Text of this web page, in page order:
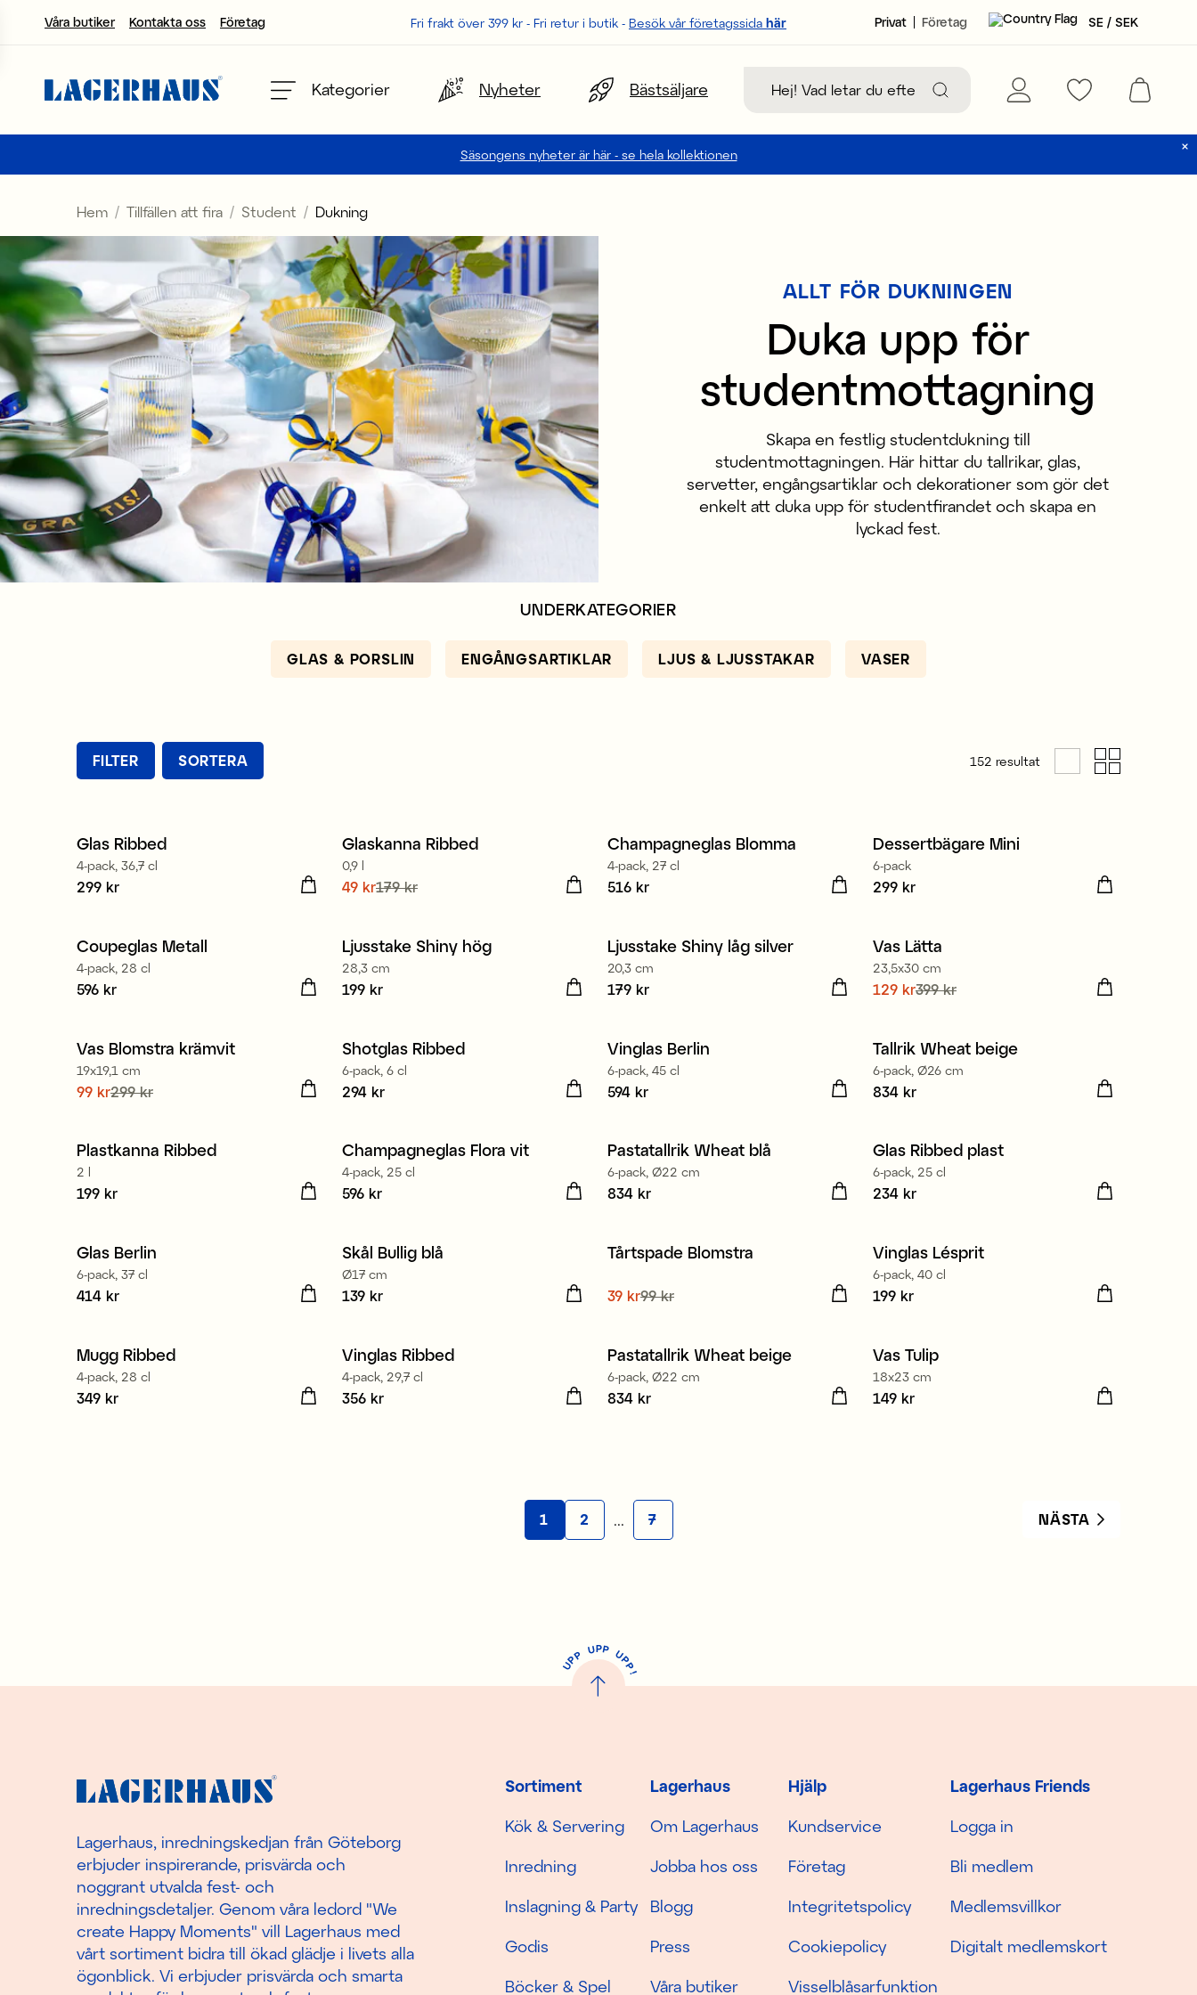
Våra butiker Kontakta oss Företag Fri frakt över 399 kr - Fri retur i butik - Besök vår företagssida här Privat Företag SE / SEK
Kategorier Nyheter Bästsäljare
Säsongens nyheter är här - se hela kollektionen
Välj språk / valuta
FI / EUR
NO / NKR
Hem Tillfällen att fira Student Dukning
ALLT FÖR DUKNINGEN
Duka upp för
studentmottagning
Skapa en festlig studentdukning till
studentmottagningen. Här hittar du tallrikar, glas,
servetter, engångsartiklar och dekorationer som gör det
enkelt att duka upp för studentfirandet och skapa en
lyckad fest.
UNDERKATEGORIER
GLAS & PORSLIN ENGÅNGSARTIKLAR LJUS & LJUSSTAKAR VASER
FILTER SORTERA 152 resultat
Glas Ribbed
4-pack, 36,7 cl
Pris :299 kr
299 kr
Sale
Glaskanna Ribbed
0,9 l
Nuvarande pris
49 kr179 kr
Champagneglas Blomma
4-pack, 27 cl
Pris :516 kr
516 kr
Dessertbägare Mini
6-pack
Pris :299 kr
299 kr
Coupeglas Metall
4-pack, 28 cl
Pris :596 kr
596 kr
Ljusstake Shiny hög
28,3 cm
Pris :199 kr
199 kr
Ljusstake Shiny låg silver
20,3 cm
Pris :179 kr
179 kr
Sale
Vas Lätta
23,5x30 cm
Nuvarande pris
Tidigare
129 kr399 kr
Sale
Vas Blomstra krämvit
19x19,1 cm
Nuvarande pris
99 kr299 kr
Shotglas Ribbed
6-pack, 6 cl
Pris :294 kr
294 kr
Vinglas Berlin
6-pack, 45 cl
Pris :594 kr
594 kr
Tallrik Wheat beige
6-pack, Ø26 cm
Pris :834 kr
834 kr
Plastkanna Ribbed
2 l
Pris :199 kr
199 kr
Champagneglas Flora vit
4-pack, 25 cl
Pris :596 kr
596 kr
Pastatallrik Wheat blå
6-pack, Ø22 cm
Pris :834 kr
834 kr
Glas Ribbed plast
6-pack, 25 cl
Pris :234 kr
234 kr
Glas Berlin
6-pack, 37 cl
Pris :414 kr
414 kr
Skål Bullig blå
Ø17 cm
Pris :139 kr
139 kr
Sale
Tårtspade Blomstra
Nuvarande pris
39 kr99 kr
Vinglas Lésprit
6-pack, 40 cl
Pris :199 kr
199 kr
Mugg Ribbed
4-pack, 28 cl
Pris :349 kr
349 kr
Vinglas Ribbed
4-pack, 29,7 cl
Pris :356 kr
356 kr
Pastatallrik Wheat beige
6-pack, Ø22 cm
Pris :834 kr
834 kr
Vas Tulip
18x23 cm
Pris :149 kr
149 kr
1 2 ... 7
U
P
P UPP UP
P
!
Sortiment
Kök & Servering
Inredning
Inslagning & Party
Godis
Böcker & Spel
Lagerhaus
Om Lagerhaus
Jobba hos oss
Blogg
Press
Våra butiker
Hjälp
Kundservice
Företag
Integritetspolicy
Cookiepolicy
Visselblåsarfunktion
Lagerhaus Friends
Logga in
Bli medlem
Medlemsvillkor
Digitalt medlemskort
Lagerhaus, inredningskedjan från Göteborg
erbjuder inspirerande, prisvärda och
noggrant utvalda fest- och
inredningsdetaljer. Genom våra ledord "We
create Happy Moments" vill Lagerhaus med
vårt sortiment bidra till ökad glädje i livets alla
ögonblick. Vi erbjuder prisvärda och smarta